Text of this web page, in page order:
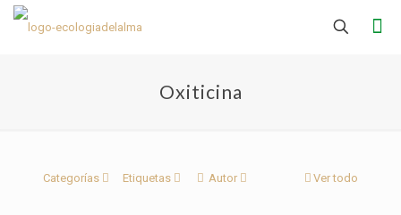
Oxiticina
Categorías Etiquetas Autor Ver todo